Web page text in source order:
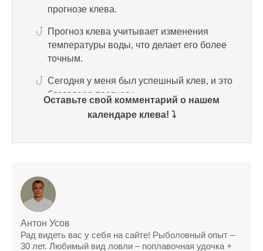
благодаря прогнозу.
Прогноз клева на сайте всегда актуален и
рыбалки в Москве и области.
Я скачал приложение и теперь всегда
знаю, когда клюет рыба.
Рыболовный клуб для любителей активной
Учитывайте фазы луны при планировании
рыбалки и проверяйте прогноз клева.
Находитесь в Московской области? Это
прекрасное место для рыбалки, и прогноз
Оставьте свой комментарий о нашем
календаре клева! ⤵️
Антон Усов
Рад видеть вас у себя на сайте! Рыболовный опыт –
30 лет. Любимый вид ловли – поплавочная удочка +